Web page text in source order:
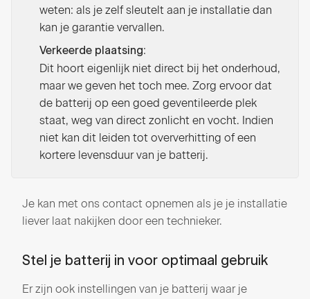
weten: als je zelf sleutelt aan je installatie dan
kan je garantie vervallen.
Verkeerde plaatsing:
Dit hoort eigenlijk niet direct bij het onderhoud,
maar we geven het toch mee. Zorg ervoor dat
de batterij op een goed geventileerde plek
staat, weg van direct zonlicht en vocht. Indien
niet kan dit leiden tot oververhitting of een
kortere levensduur van je batterij.
Je kan met ons contact opnemen als je je installatie
liever laat nakijken door een technieker.
Stel je batterij in voor optimaal gebruik
Er zijn ook instellingen van je batterij waar je